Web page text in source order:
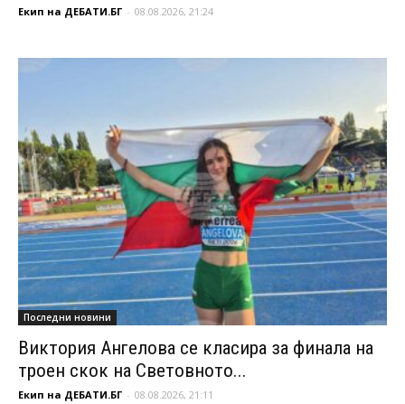
Екип на ДЕБАТИ.БГ - 08.08.2026, 21:24
Последни новини
Виктория Ангелова се класира за финала на
троен скок на Световното...
Екип на ДЕБАТИ.БГ - 08.08.2026, 21:11